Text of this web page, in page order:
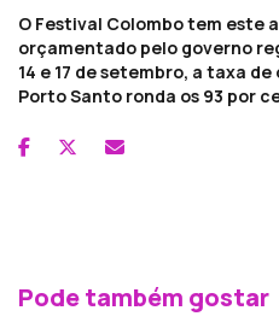
O Festival Colombo tem este
orçamentado pelo governo
14 e 17 de setembro, a taxa
Porto Santo ronda os 93 por
Pode também gostar